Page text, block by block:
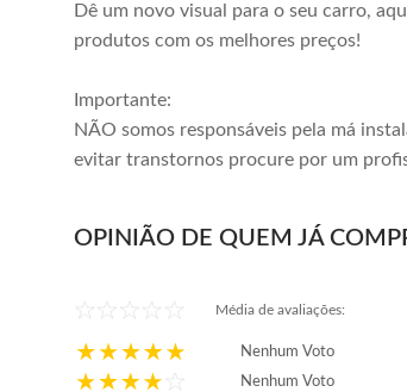
Dê um novo visual para o seu carro,
produtos com os melhores preços!
Importante:
NÃO somos responsáveis pela má
evitar transtornos procure por um
OPINIÃO DE QUEM JÁ
Média de avaliações:
Nenhum Voto
Nenhum Voto